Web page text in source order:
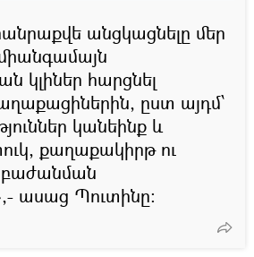
անցկացնելը մեր
կլիներ հարցնել
ըստ այդմ՝
կանեինք և
քաղաքակիրթ ու
ասաց Պուտինը։